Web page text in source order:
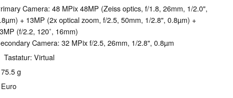
Camera: 48 MPix 48MP (Zeiss optics, f/1.8, 26mm, 1/2.0",
+ 13MP (2x optical zoom, f/2.5, 50mm, 1/2.8", 0.8µm) +
(f/2.2, 120˚, 16mm)
Camera: 32 MPix f/2.5, 26mm, 1/2.8", 0.8µm
Tastatur: Virtual
g